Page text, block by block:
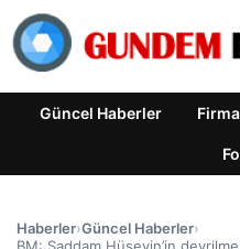
Güncel Haberler
Haberler›Güncel Haberler›